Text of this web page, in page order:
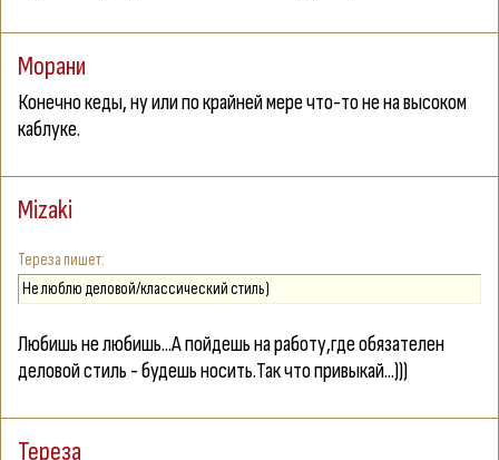
Морани
Конечно кеды, ну или по крайней мере что-то не на высоком
каблуке.
Mizaki
Тереза
Не люблю деловой/классический стиль)
Любишь не любишь...А пойдешь на работу,где обязателен
деловой стиль - будешь носить.Так что привыкай...)))
Тереза